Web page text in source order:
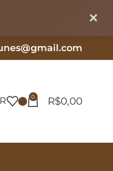
✕
0 R$0,00